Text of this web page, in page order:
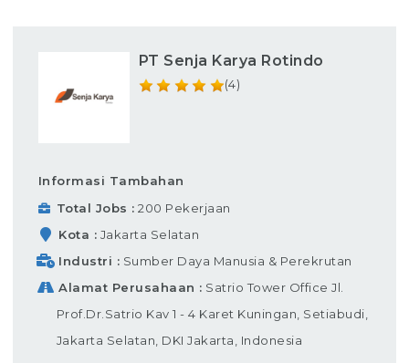
PT Senja Karya Rotindo
(4)
Informasi Tambahan
Total Jobs
200 Pekerjaan
Kota
Jakarta Selatan
Industri
Sumber Daya Manusia & Perekrutan
Alamat Perusahaan
Satrio Tower Office Jl.
Prof.Dr.Satrio Kav 1 - 4 Karet Kuningan, Setiabudi,
Jakarta Selatan, DKI Jakarta, Indonesia